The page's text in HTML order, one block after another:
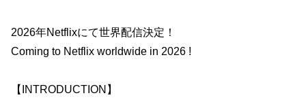
2026年Netflixにて世界配信決定！
Coming to Netflix worldwide in 2026 !
【INTRODUCTION】